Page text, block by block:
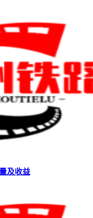
及收益